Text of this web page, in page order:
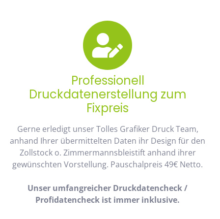
Professionell
Druckdatenerstellung zum
Fixpreis
Gerne erledigt unser Tolles Grafiker Druck Team,
anhand Ihrer übermittelten Daten ihr Design für den
Zollstock o. Zimmermannsbleistift anhand ihrer
gewünschten Vorstellung. Pauschalpreis 49€ Netto.
Unser umfangreicher Druckdatencheck /
Profidatencheck ist immer inklusive.